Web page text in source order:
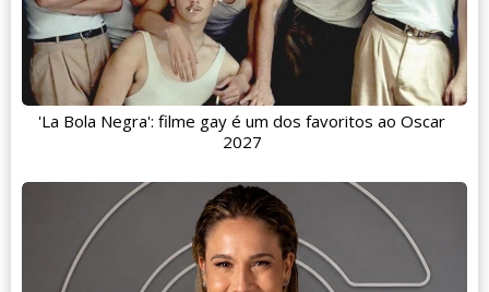
'La Bola Negra': filme gay é um dos favoritos ao Oscar
2027